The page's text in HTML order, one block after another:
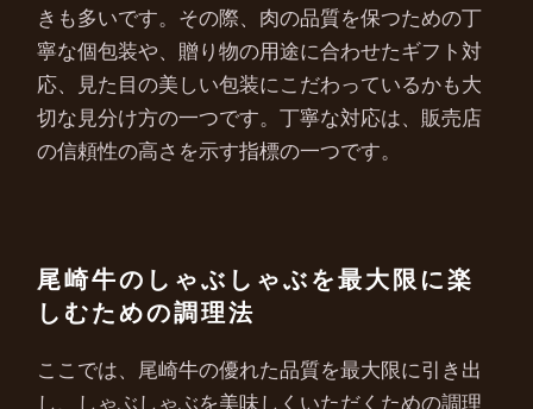
きも多いです。その際、肉の品質を保つための丁
寧な個包装や、贈り物の用途に合わせたギフト対
応、見た目の美しい包装にこだわっているかも大
切な見分け方の一つです。丁寧な対応は、販売店
の信頼性の高さを示す指標の一つです。
尾崎牛のしゃぶしゃぶを最大限に楽
しむための調理法
ここでは、尾崎牛の優れた品質を最大限に引き出
し、しゃぶしゃぶを美味しくいただくための調理